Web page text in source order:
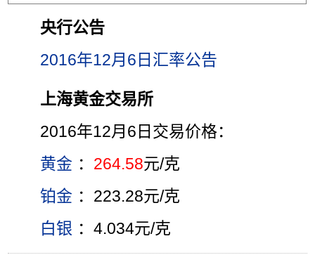
央行公告
2016年12月6日汇率公告
上海黄金交易所
2016年12月6日交易价格：
黄金 ： 264.58元/克
铂金 ：223.28元/克
白银 ：4.034元/克